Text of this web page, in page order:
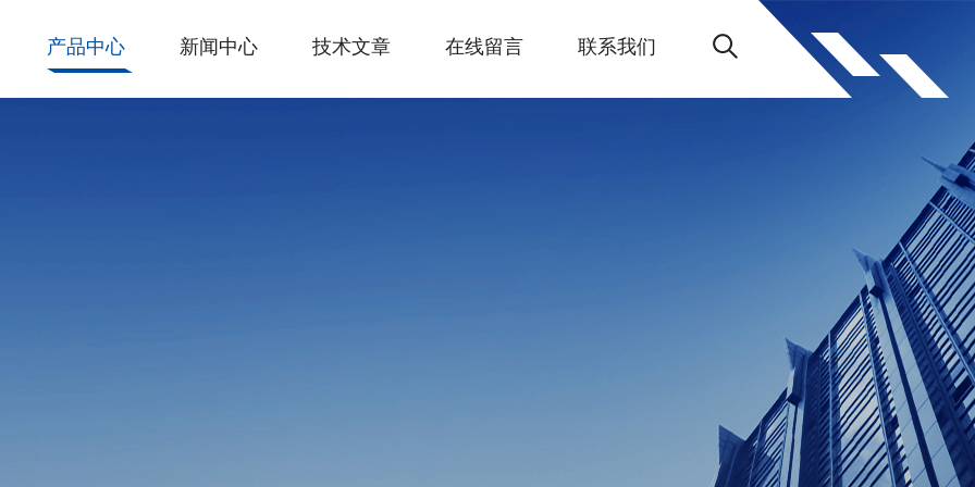
产品中心 新闻中心 技术文章 在线留言 联系我们